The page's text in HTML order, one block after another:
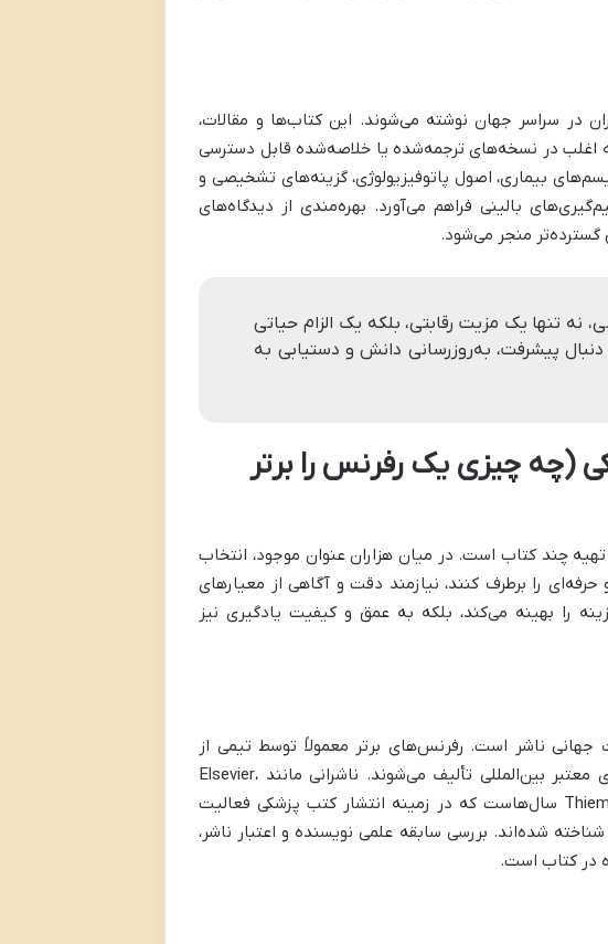
در سراسر جهان نوشته می‌شوند. این کتاب‌ها و مقالات،
اغلب در نسخه‌های ترجمه‌شده یا خلاصه‌شده قابل دسترسی
بیماری، اصول پاتوفیزیولوژی، گزینه‌های تشخیصی و
بالینی فراهم می‌آورد. بهره‌مندی از دیدگاه‌های
منجر می‌شود.
نه تنها یک مزیت رقابتی، بلکه یک الزام حیاتی
پیشرفت، به‌روزرسانی دانش و دستیابی به
(چه چیزی یک رفرنس را برتر
تهیه چند کتاب است. در میان هزاران عنوان موجود، انتخاب
را برطرف کنند، نیازمند دقت و آگاهی از معیارهای
را بهینه می‌کند، بلکه به عمق و کیفیت یادگیری نیز
جهانی ناشر است. رفرنس‌های برتر معمولاً توسط تیمی از
متخصصان برجسته، محققان پیشرو و اساتید دانشگاه‌های معتبر بین‌المللی تألیف می‌شوند. ناشرانی مانند Elsevier،
McGraw-Hill، Lippincott Williams & Wilkins، Wiley و Thieme سال‌هاست که در زمینه انتشار کتب پزشکی فعالیت
شده‌اند. بررسی سابقه علمی نویسنده و اعتبار ناشر،
در کتاب است.